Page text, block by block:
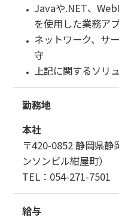
Thrcusオプション-WF ワ
Thrcusオプション-SR 営業
Thrcusオプション-DB
Thrcusオプション-AM 勤
仮想化ソリューション
採用情報
Javaや.NET、
を使用した業務ア
ネットワーク、サ
守
上記に関するソ
勤務地
本社
〒420-0852 静岡県静
ンソンビル紺屋町）
TEL：054-271-7501
給与